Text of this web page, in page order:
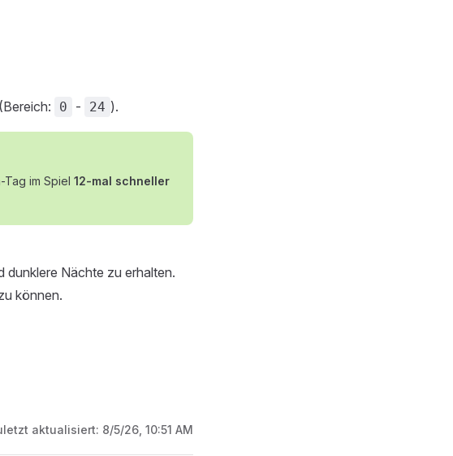
0 - 24 ).
im Spiel 12-mal schneller
dunklere Nächte zu erhalten.
können.
aktualisiert: 8/5/26, 10:51 AM